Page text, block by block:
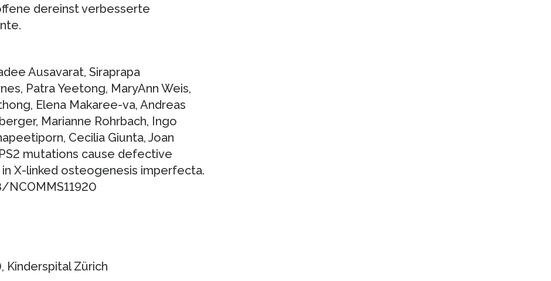
dereinst verbesserte
Ausavarat, Siraprapa
Patra Yeetong, MaryAnn Weis,
Elena Makaree-va, Andreas
Marianne Rohrbach, Ingo
Cecilia Giunta, Joan
mutations cause defective
X-linked osteogenesis imperfecta.
NCOMMS11920
Kinderspital Zürich